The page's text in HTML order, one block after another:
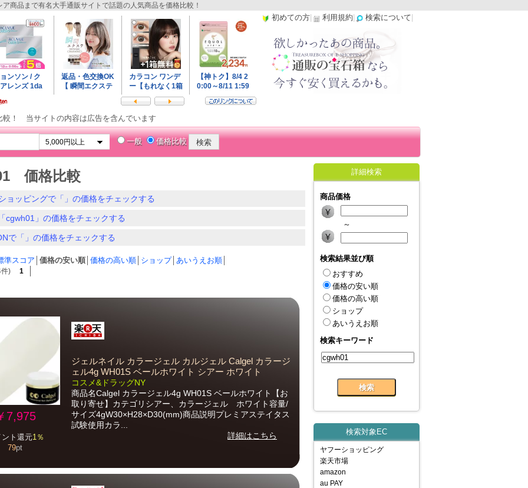
商品まで有名大手通販サイトで話題の人気商品を価格比較！
初めての方 利用規約 検索について
較！ 当サイトの内容は広告を含んでいます
一般 価格比較
価格比較
ョッピングで「」の価格をチェックする
cgwh01」の価格をチェックする
で「」の価格をチェックする
準スコア 価格の安い順 価格の高い順 ショップ│ あいうえお順
) 1
7,975
ト還元1％
79pt
ジェルネイル カラージェル カルジェル Calgel カラージ
ェル4g WH01S ベールホワイト シアー ホワイト
コスメ&ドラッグNY
商品名Calgel カラージェル4g WH01S ベールホワイト【お
取り寄せ】カテゴリシアー、カラージェル ホワイト容量/
サイズ4gW30×H28×D30(mm)商品説明プレミアステイタス
試験使用カラ...
詳細はこちら
詳細検索
商品価格
～
検索結果並び順
おすすめ
価格の安い順
価格の高い順
ショップ
あいうえお順
検索キーワード
検索対象EC
ヤフーショッピング
楽天市場
amazon
au PAY